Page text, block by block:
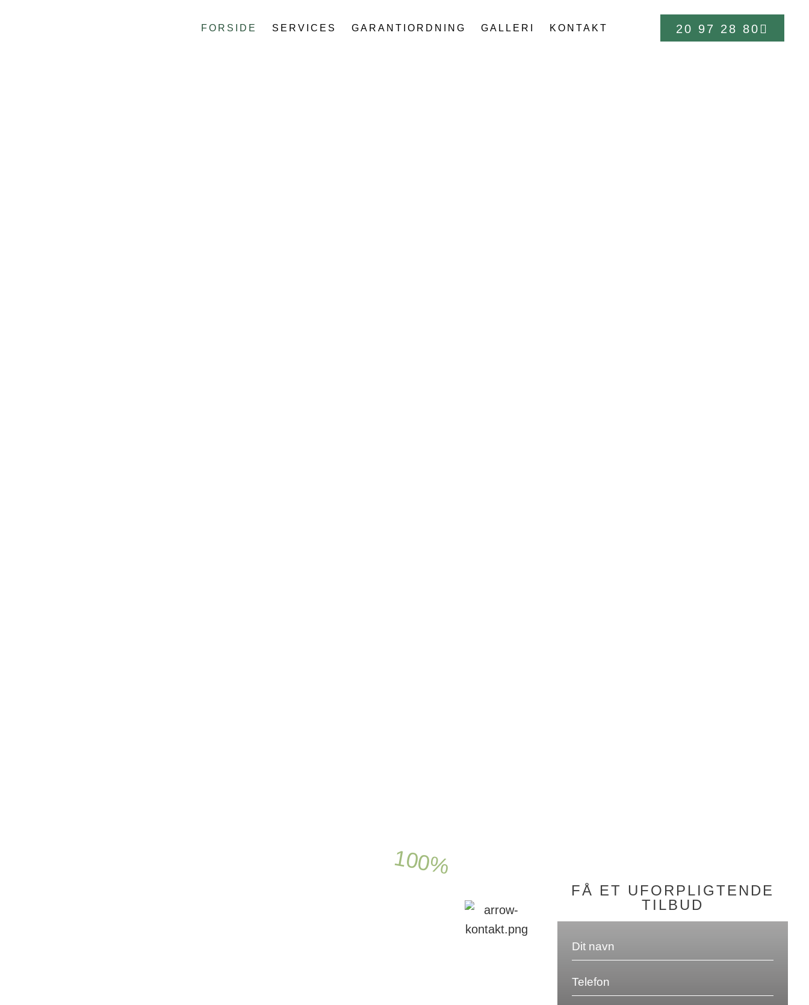
FORSIDE SERVICES GARANTIORDNING GALLERI KONTAKT 20 97 28 80
100%
FÅ ET UFORPLIGTENDE
TILBUD